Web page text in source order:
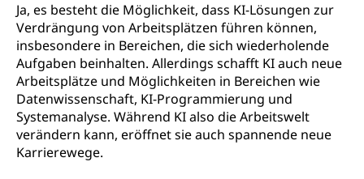
Ja, es besteht die Möglichkeit, dass KI-Lösungen zur
Verdrängung von Arbeitsplätzen führen können,
insbesondere in Bereichen, die sich wiederholende
Aufgaben beinhalten. Allerdings schafft KI auch neue
Arbeitsplätze und Möglichkeiten in Bereichen wie
Datenwissenschaft, KI-Programmierung und
Systemanalyse. Während KI also die Arbeitswelt
verändern kann, eröffnet sie auch spannende neue
Karrierewege.